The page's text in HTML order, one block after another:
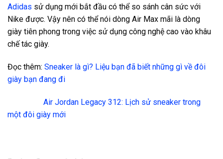
Adidas sử dụng mới bắt đầu có thể so sánh cân sức với
Nike được. Vậy nên có thể nói dòng Air Max mãi là dòng
giày tiên phong trong việc sử dụng công nghệ cao vào khâu
chế tác giày.
Đọc thêm: Sneaker là gì? Liệu bạn đã biết những gì về đôi
giày bạn đang đi
Air Jordan Legacy 312: Lịch sử sneaker trong
một đôi giày mới